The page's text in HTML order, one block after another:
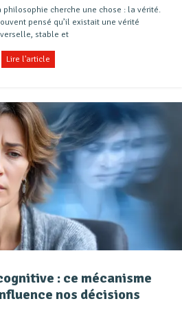
cherche une chose : la vérité.
pensé qu’il existait une vérité
stable et
Lire l'article
: ce mécanisme
nos décisions